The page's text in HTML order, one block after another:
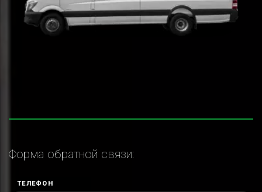
Форма обратной связи:
ТЕЛЕФОН